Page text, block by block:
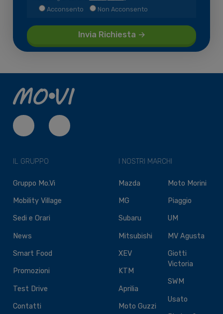
Acconsento Non Acconsento
IL GRUPPO
Gruppo Mo.Vi
Mobility Village
Sedi e Orari
News
Smart Food
Promozioni
Test Drive
Contatti
I NOSTRI MARCHI
Mazda
MG
Subaru
Mitsubishi
XEV
KTM
Aprilia
Moto Guzzi
Moto Morini
Piaggio
UM
MV Agusta
Giotti
Victoria
SWM
Usato